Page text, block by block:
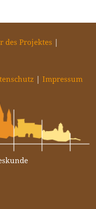
des Projektes
Impressum